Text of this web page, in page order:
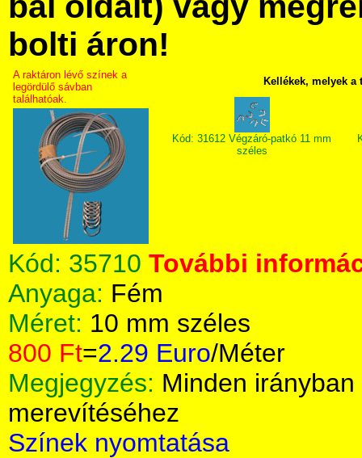
bolti áron!
A raktáron lévő színek a
legördülő sávban
találhatóak.
Kellékek, melyek
Kód: 31612 Végzáró-patkó 11 mm
széles
Kód: 35710 További
Anyaga: Fém
Méret: 10 mm széles
800 Ft=2.29 Euro/Méter
Megjegyzés: Minden
merevítéséhez
Színek nyomtatása